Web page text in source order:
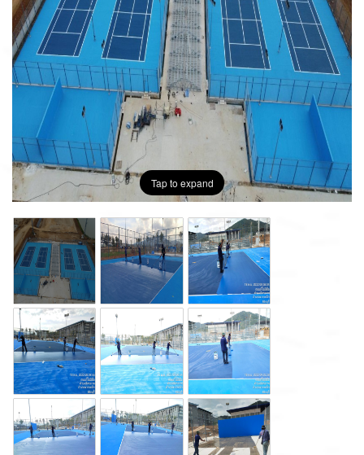
Tap to expand